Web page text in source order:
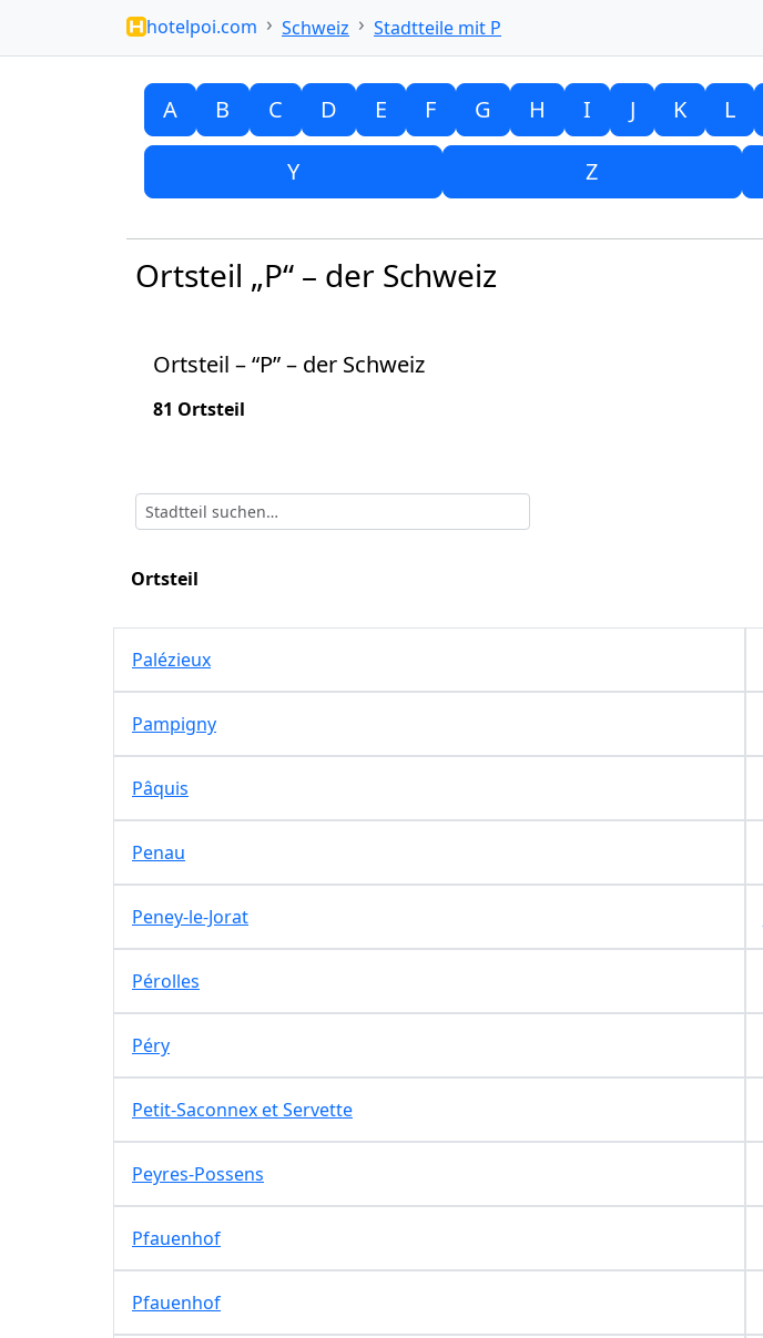
hotelpoi.com Schweiz Stadtteile mit P
A B C D E F G H I J K L
Y Z
Ortsteil „P“ – der Schweiz
Ortsteil – “P” – der Schweiz
81 Ortsteil
Ortsteil
Palézieux
Pampigny
Pâquis
Penau
Peney-le-Jorat
Pérolles
Péry
Petit-Saconnex et Servette
Peyres-Possens
Pfauenhof
Pfauenhof